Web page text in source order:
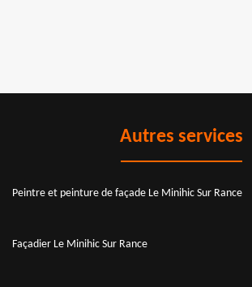
Autres services
Peintre et peinture de façade Le Minihic Sur Rance
Façadier Le Minihic Sur Rance